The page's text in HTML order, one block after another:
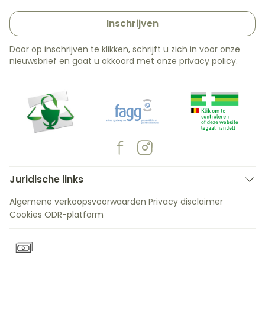
Inschrijven
Door op inschrijven te klikken, schrijft u zich in voor onze
nieuwsbrief en gaat u akkoord met onze privacy policy.
Juridische links
Algemene verkoopsvoorwaarden Privacy disclaimer
Cookies ODR-platform